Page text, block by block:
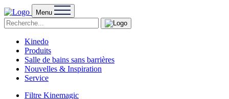
Menu
Kinedo
Produits
Salle de bains sans barrières
Nouvelles & Inspiration
Service
Filtre Kinemagic